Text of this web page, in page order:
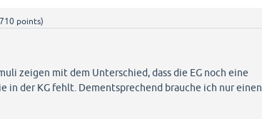
710 points)
zeigen mit dem Unterschied, dass die EG noch eine
der KG fehlt. Dementsprechend brauche ich nur einen